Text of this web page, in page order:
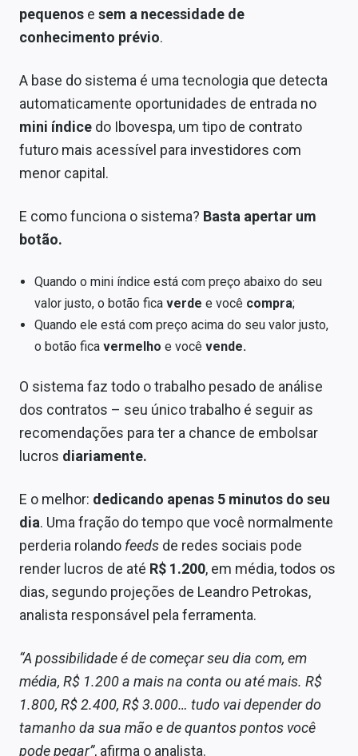
pequenos e sem a necessidade de
conhecimento prévio.
A base do sistema é uma tecnologia que detecta
automaticamente oportunidades de entrada no
mini índice do Ibovespa, um tipo de contrato
futuro mais acessível para investidores com
menor capital.
E como funciona o sistema? Basta apertar um
botão.
Quando o mini índice está com preço abaixo do seu
valor justo, o botão ficaverde e você compra;
Quando ele está com preço acima do seu valor justo,
o botão ficavermelho e vocêvende.
O sistema faz todo o trabalho pesado de análise
dos contratos – seu único trabalho é seguir as
recomendações para ter a chance de embolsar
lucros diariamente.
E o melhor: dedicando apenas 5 minutos do seu
dia. Uma fração do tempo que você normalmente
perderia rolando feeds de redes sociais pode
render lucros de até R$ 1.200, em média, todos os
dias, segundo projeções de Leandro Petrokas,
analista responsável pela ferramenta.
“A possibilidade é de começar seu dia com, em
média, R$ 1.200 a mais na conta ou até mais. R$
1.800, R$ 2.400, R$ 3.000… tudo vai depender do
tamanho da sua mão e de quantos pontos você
pode pegar”, afirma o analista.